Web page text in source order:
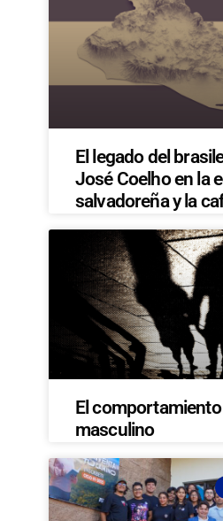
El legado del
José Coelho en la
salvadoreña y la
El
masculino